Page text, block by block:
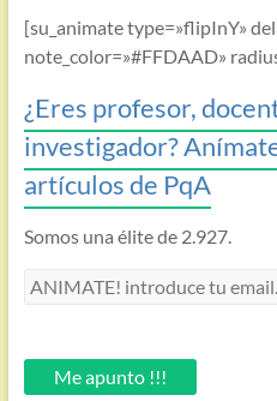
[su_animate type=»flipInY»
note_color=»#FFDAAD»
¿Eres profesor,
investigador?
artículos de PqA
Somos una élite de 2.927.
ANIMATE!
email.Me apunto !!!